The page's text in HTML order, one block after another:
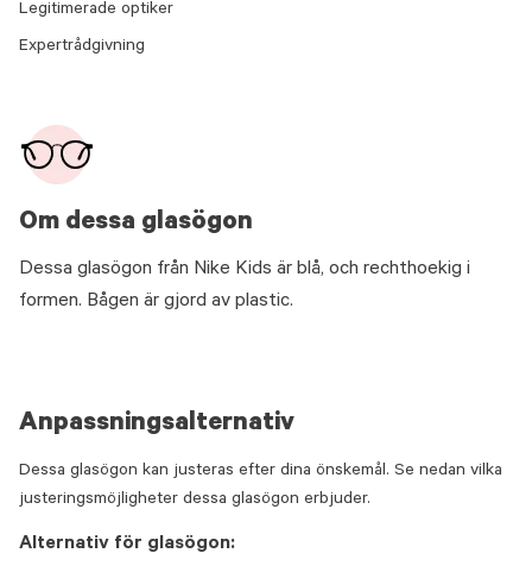
Om dessa glasögon
Dessa glasögon från Nike Kids är blå, och rechthoekig i
formen. Bågen är gjord av plastic.
Legitimerade optiker
Expertrådgivning
Anpassningsalternativ
Dessa glasögon kan justeras efter dina önskemål. Se nedan vilka
justeringsmöjligheter dessa glasögon erbjuder.
Alternativ för glasögon: